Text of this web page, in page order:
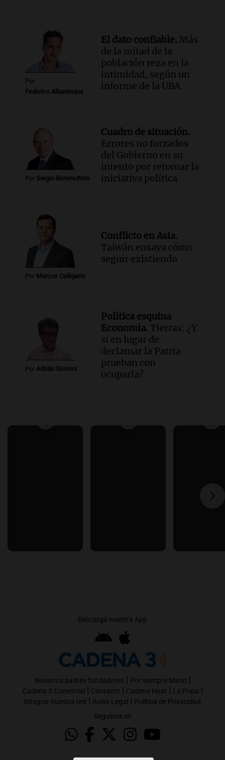
Por
Federico Albarenque
El dato confiable. Más
de la mitad de la
población reza en la
intimidad, según un
informe de la UBA
Por Sergio Berensztein
Cuadro de situación.
Errores no forzados
del Gobierno en su
intento por retomar la
iniciativa política
Por Marcos Calligaris
Conflicto en Asia.
Taiwán ensaya cómo
seguir existiendo
Por Adrián Simioni
Política esquina
Economía. Tierras: ¿Y
si en lugar de
declamar la Patria
prueban con
ocuparla?
Descargá nuestra App
Nuestros padres fundadores | Por siempre Mario |
Cadena 3 Comercial | Contacto | Cadena Heat | La Popu |
Integrar nuestra red | Aviso Legal | Política de Privacidad
Seguinos en